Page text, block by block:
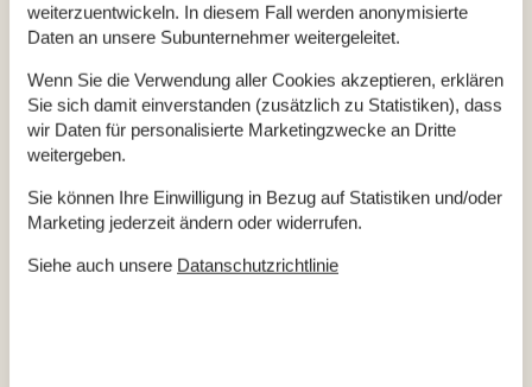
Die Region rund um Spodsbjerg lädt mit seinen duftenden
Wäldern und grünen Wiesen auch zum Wandern und zum
Fahrrad fahren ein. Entdecken Sie die Hügel Hatbakkerne und
das Feuchtgebiet Lokkeby Enge. Hier können Sie Watvögel
beobachten, die auf der Suche nach Nahrung sind. Rudkobing
ist der Hauptort der Insel Langeland. Die alte Handelsstadt
liegt etwa neun Kilometer von Ihrem Urlaubsort Spodsbjerg
entfernt und ist gut mit dem Fahrrad zu erreichen.
Wer keine Lust zum Radeln hat, kann auch von Spodsbjerg
weiterzuentwickeln. In diesem Fall werden anonymisierte
Daten an unsere Subunternehmer weitergeleitet.
Wenn Sie die Verwendung aller Cookies akzeptieren, erklären
Sie sich damit einverstanden (zusätzlich zu Statistiken), dass
wir Daten für personalisierte Marketingzwecke an Dritte
weitergeben.
Sie können Ihre Einwilligung in Bezug auf Statistiken und/oder
Marketing jederzeit ändern oder widerrufen.
Siehe auch unsere Datanschutzrichtlinie